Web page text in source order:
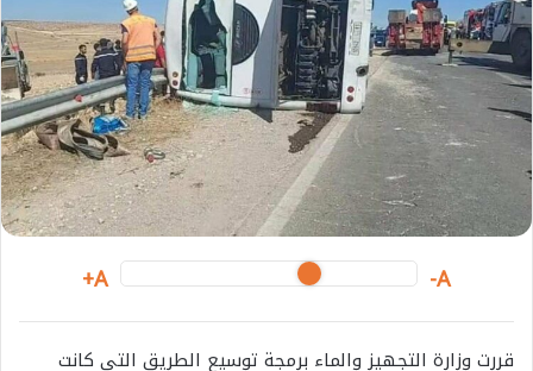
e
m
a
i
l
A-
A+
قررت وزارة التجهيز والماء برمجة توسيع الطريق التي كانت